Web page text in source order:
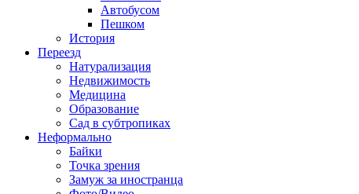
Автобусом
Пешком
История
Переезд
Натурализация
Недвижимость
Медицина
Образование
Сад в субтропиках
Неформально
Байки
Точка зрения
Замуж за иностранца